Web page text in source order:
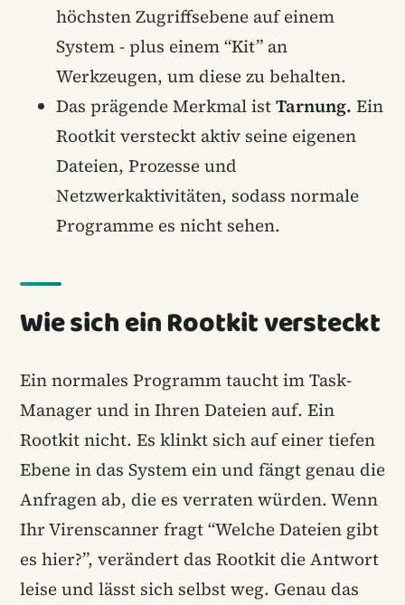
höchsten Zugriffsebene auf einem
System - plus einem “Kit” an
Werkzeugen, um diese zu behalten.
Das prägende Merkmal istTarnung. Ein
Rootkit versteckt aktiv seine eigenen
Dateien, Prozesse und
Netzwerkaktivitäten, sodass normale
Programme es nicht sehen.
Wie sich ein Rootkit versteckt
Ein normales Programm taucht im Task-
Manager und in Ihren Dateien auf. Ein
Rootkit nicht. Es klinkt sich auf einer tiefen
Ebene in das System ein und fängt genau die
Anfragen ab, die es verraten würden. Wenn
Ihr Virenscanner fragt “Welche Dateien gibt
es hier?”, verändert das Rootkit die Antwort
leise und lässt sich selbst weg. Genau das